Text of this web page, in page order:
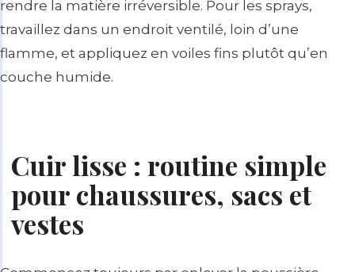
rendre la matière irréversible. Pour les sprays,
travaillez dans un endroit ventilé, loin d’une
flamme, et appliquez en voiles fins plutôt qu’en
couche humide.
Cuir lisse : routine simple
pour chaussures, sacs et
vestes